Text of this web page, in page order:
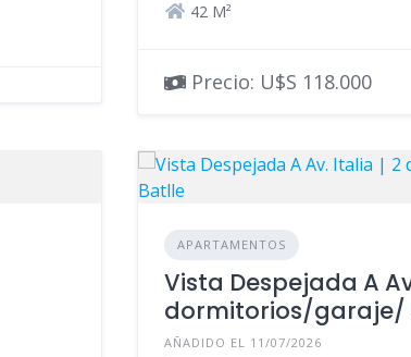
42 M²
Precio: U$S 118.000
APARTAMENTOS
Vista Despejada A
dormitorios/garaje/
AÑADIDO EL 11/07/2026